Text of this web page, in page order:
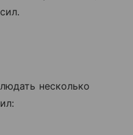
несколько